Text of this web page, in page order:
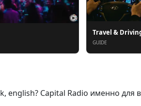
Travel &
GUIDE
english? Capital Radio именно для